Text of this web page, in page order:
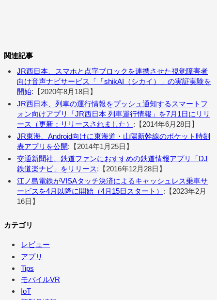
関連記事
JR西日本、スマホと点字ブロックを連携させた視覚障害者
向け音声ナビサービス「「shikAI（シカイ）」の実証実験を
開始:【2020年8月18日】
JR西日本、列車の運行情報をプッシュ通知するスマートフ
ォン向けアプリ「JR西日本 列車運行情報」を7月1日にリリ
ース（更新：リリースされました） :【2014年6月28日】
JR東海、Android向けに東海道・山陽新幹線のポケット時刻
表アプリを公開:【2014年1月25日】
交通新聞社、鉄道ファンにおすすめの鉄道情報アプリ「DJ
鉄道楽ナビ」をリリース:【2016年12月28日】
江ノ島電鉄がVISAタッチ決済によるキャッシュレス乗車サ
ービスを4月以降に開始（4月15日スタート） :【2023年2月
16日】
カテゴリ
レビュー
アプリ
Tips
モバイルVR
IoT